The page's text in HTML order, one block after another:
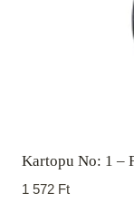
Kartopu No: 1 –
1 572 Ft